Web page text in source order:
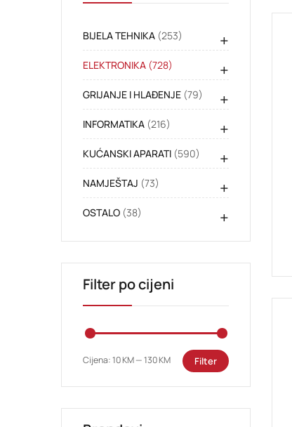
BIJELA TEHNIKA (253) +
ELEKTRONIKA (728) +
GRIJANJE I HLAĐENJE (79) +
INFORMATIKA (216) +
KUĆANSKI APARATI (590) +
NAMJEŠTAJ (73) +
OSTALO (38) +
Filter po cijeni
Filter
Cijena:10 KM—130 KM